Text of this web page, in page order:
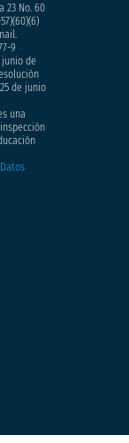
23 No. 60
(60)(6)
9
junio de
de junio
una